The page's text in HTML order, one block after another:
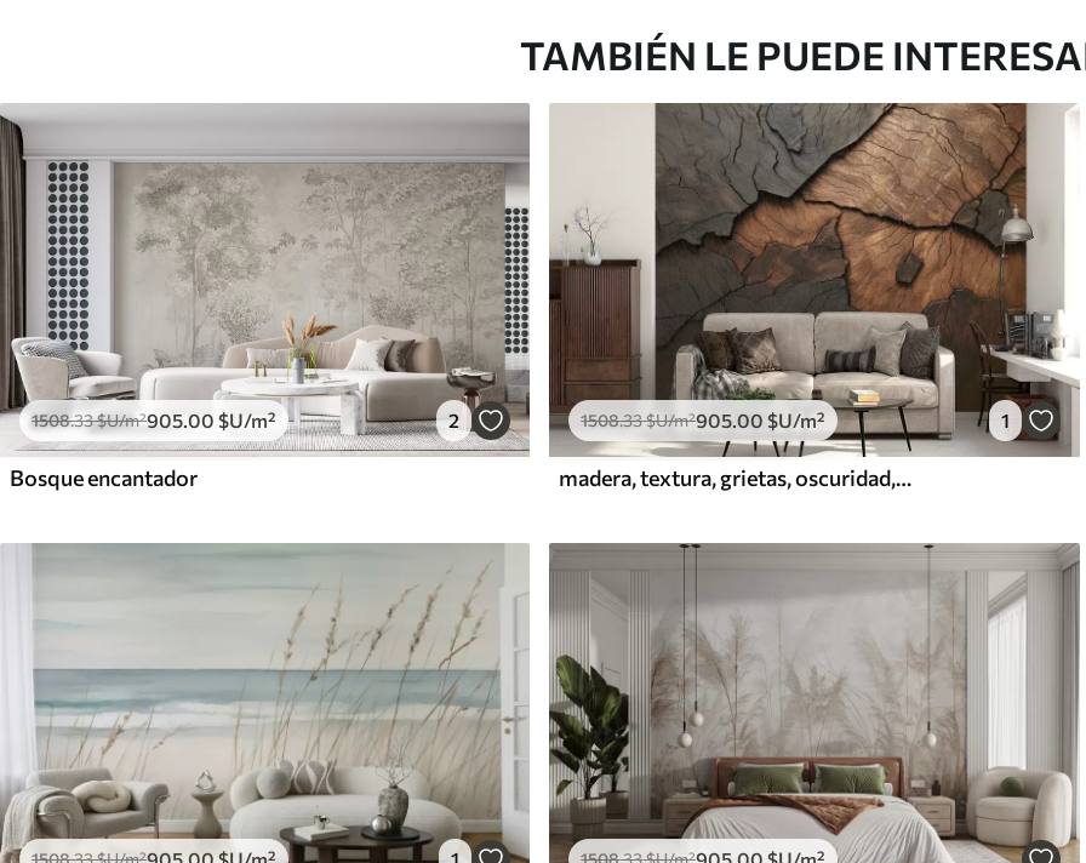
TAMBIÉN LE PUEDE
1508.33$U/m²905 .00 $U/m² 2
Bosque encantador
1508.33$U/m²905 .00 $U/m² 1
madera, textura, grietas, oscuridad, corteza, superficie
1508.33$U/m² 1508.33$U/m²